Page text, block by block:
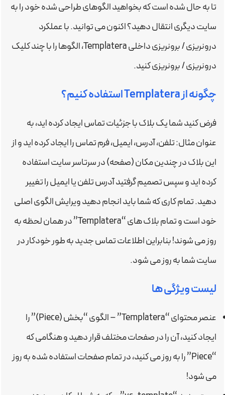
تا به حال شده است که بخواهید الگوهای طراحی شده خود را به
سایت دیگری انتقال دهید؟ اکنون می توانید. با عملکرد
درونریزی / برونریزی داخلی Templatera، الگوها را با چند کلیک
درونریزی / برونریزی کنید.
چگونه از Templatera استفاده کنیم؟
فرض کنید شما یک بلاک با جزئیات تماس ایجاد کرده اید، به
عنوان مثال: تلفن، آدرس، ایمیل، فرم تماس را ایجاد کرده اید و از
این بلاک در چندین مکان (صفحه) در سرتاسر سایت استفاده
کرده اید و سپس تصمیم گرفتید آدرس تلفن یا ایمیل را تغییر
دهید. تمام کاری که شما باید انجام دهید ویرایش الگوی اصلی
خود است و تمام بلاک های “Templatera” در همان لحظه به
روز می شوند! بنابراین اطلاعات تماس جدید به طور خودکار در
سایت شما به روز می شود.
لیست ویژگی ها
عنصر محتوای “Templatera” – الگوی “بخش (Piece)” را
ایجاد کنید، آن را در صفحات مختلف قرار دهید و هنگامی که
“Piece” را به روز می کنید، در تمام صفحات استفاده شده به روز
می شود!